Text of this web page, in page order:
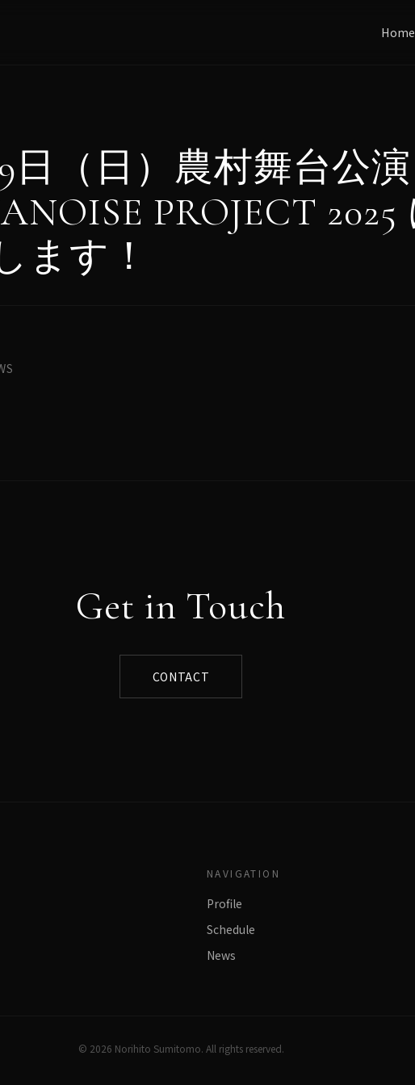
Home
日（日）農村舞台公演
PROJECT 2025
ます！
Get in Touch
CONTACT
NAVIGATION
Profile
Schedule
News
© 2026 Norihito Sumitomo. All rights reserved.